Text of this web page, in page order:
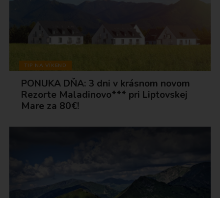
TIP NA VÍKEND
PONUKA DŇA: 3 dni v krásnom novom
Rezorte Maladinovo*** pri Liptovskej
Mare za 80€!